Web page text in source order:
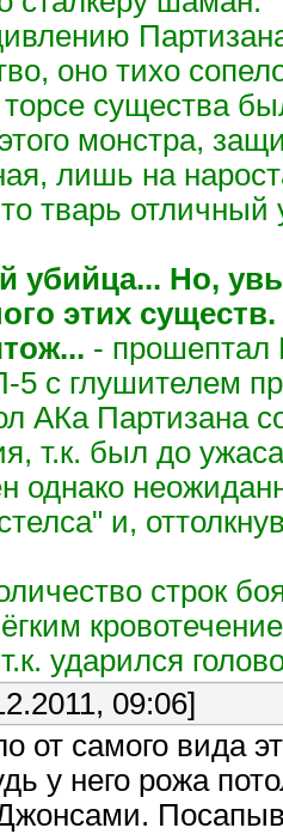
оно тихо
существа
монстра,
лишь на
тварь
убийца... Но,
этих
- прошептал
с глушителем
АКа Партизана
т.к. был до
однако
и,
строк
ударился
09:06]
от самого вида
у него рожа